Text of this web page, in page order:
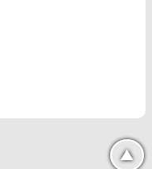
▲